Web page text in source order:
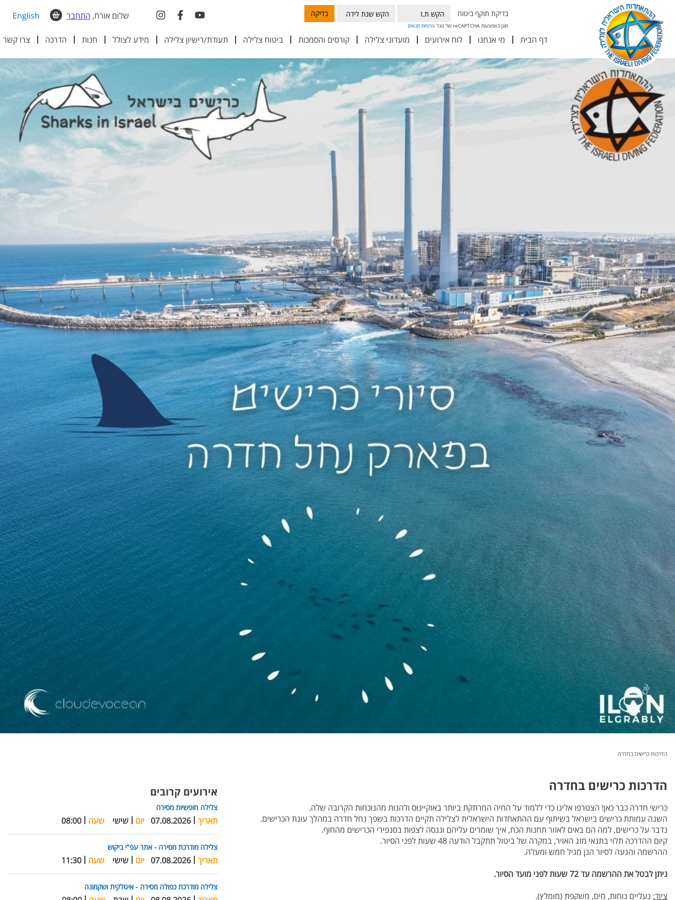
בדיקת תוקף ביטוח בדיקה
מוגן באמצעות reCAPTCHA של גוגל פרטיות תנאים
English שלום אורח, התחבר
דף הבית מי אנחנו לוח אירועים מועדוני צלילה קורסים והסמכות ביטוח צלילה תעודת/רישיון צלילה מידע לצולל חנות הדרכה צרו קשר
הדרכות כרישים בחדרה
הדרכות כרישים בחדרה
כרישי חדרה כבר כאן! הצטרפו אלינו כדי ללמוד על החיה המרתקת ביותר באוקיינוס ולהנות מהנוכחות הקרובה שלה.
השנה עמותת כרישים בישראל בשיתוף עם ההתאחדות הישראלית לצלילה תקיים הדרכות בשפך נחל חדרה במהלך עונת הכרישים.
נדבר על כרישים, למה הם באים לאזור תחנות הכח, איך שומרים עליהם וננסה לצפות בסנפירי הכרישים מהחוף.
קיום ההדרכה תלוי בתנאי מזג האויר, במקרה של ביטול תתקבל הודעה 48 שעות לפני הסיור.
ההרשמה והגעה לסיור הנן מגיל חמש ומעלה.
ניתן לבטל את ההרשמה עד 72 שעות לפני מועד הסיור.
ציוד: נעליים נוחות, מים, משקפת (מומלץ).
אירועים קרובים
צלילה חופשיות מסירה
תאריך 07.08.2026 יום שישי שעה 08:00
צלילה מודרכת מסירה - אתר עפ"י ביקוש
תאריך 07.08.2026 יום שישי שעה 11:30
צלילה מודרכת כפולה מסירה - איטלקית ושקמונה